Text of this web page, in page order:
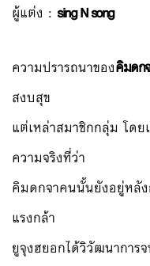
ผู้แต่ง : sing N song
ความปรารถนาของคิมดก
สงบสุข
แต่เหล่าสมาชิกกลุ่ม โด
ความจริงที่ว่า
คิมดกจาคนนั้นยังอยู่หลั
แรงกล้า
ยูจุงฮยอกได้วิวัฒนาการ